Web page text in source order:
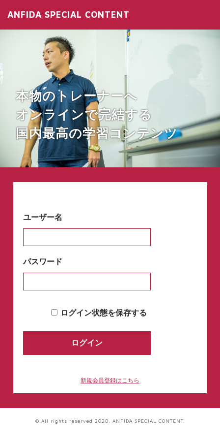
ANFIDA SPECIAL CONTENT
本物のトレーナーへ
オンラインで完結する
国内最高の学習コンテンツ
ユーザー名
パスワード
ログイン状態を保存する
新規会員登録はこちら
© All rights reserved 2020. ANFIDA SPECIAL CONTENT.